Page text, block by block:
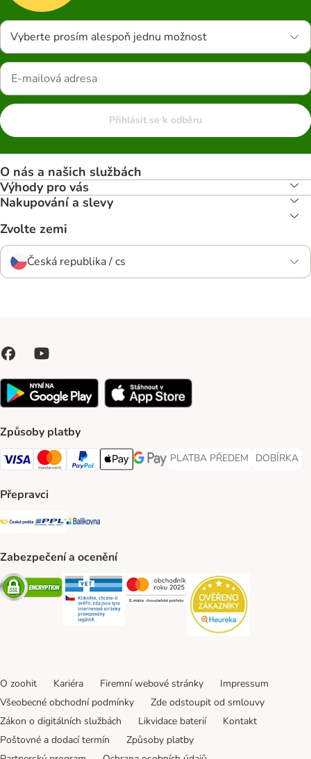
Vyberte prosím alespoň jednu možnost
Přihlásit se k odběru
O nás a našich službách
Výhody pro vás
Nakupování a slevy
Zvolte zemi
Česká republika / cs
Způsoby platby
Visa Payment Method
Mastercard Payment Method
PayPal Payment Method
Apple pay Payment Method
GooglePay Payment Method
PLATBA PŘEDEM
PLATBA PŘEDEM Payment
DOBÍRKA
DOBÍRKA
Přepravci
Česká pošta Shipping Method
PPL Shipping Method
Balíkovna Shipping Method
Zabezpečení a ocenění
Security Security Security
O zoohit Kariéra Firemní webové stránky
Impressum
Všeobecné obchodní podmínky
Zde odstoupit od smlouvy
Zákon o digitálních službách
Likvidace baterií
Kontakt
Poštovné a dodací termín
Způsoby platby